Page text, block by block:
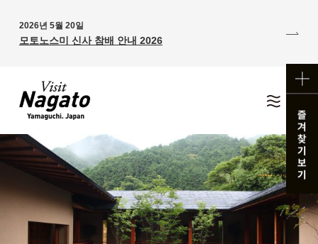
2026년 5월 20일
모토노스미 신사 참배 안내 2026